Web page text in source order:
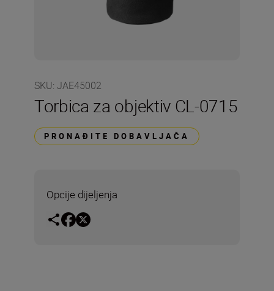
SKU: JAE45002
Torbica za objektiv CL-0715
PRONAĐITE DOBAVLJAČA
Opcije dijeljenja